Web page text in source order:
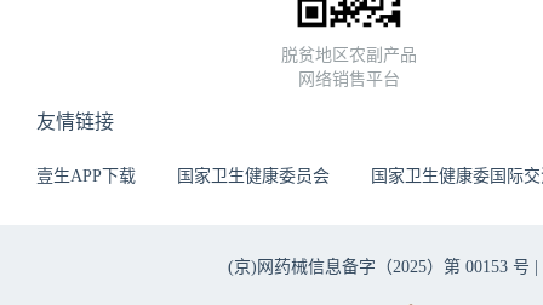
脱贫地区农副产品
网络销售平台
友情链接
壹生APP下载 国家卫生健康委员会 国家卫生健康委国际
(京)网药械信息备字（2025）第 00153 号 |